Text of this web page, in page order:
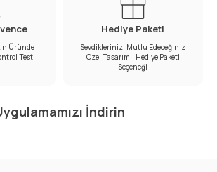
Üründe
Testi
Hediye Paketi
Sevdiklerinizi Mutlu Edeceğiniz
Özel Tasarımlı Hediye Paketi
Seçeneği
İndirin